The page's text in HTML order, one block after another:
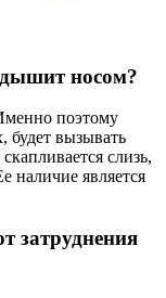
носом?
поэтому
будет вызывать
слизь,
наличие является
затруднения